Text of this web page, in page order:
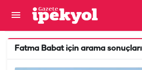
Fatma Babatiçin arama sonuçları